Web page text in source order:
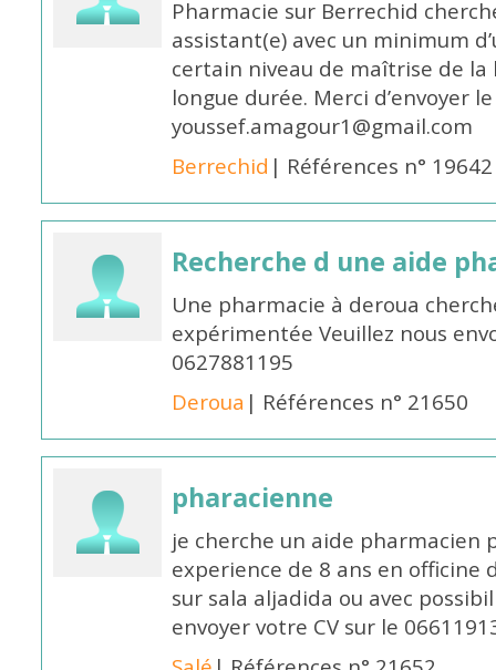
Pharmacie sur Berrechid
assistant(e) avec un minimum
certain niveau de maîtrise de
longue durée. Merci d’envoyer
youssef.amagour1@gmail.com
Berrechid | Références n° 19642
Recherche d une aide
Une pharmacie à deroua
expérimentée Veuillez nous
0627881195
Deroua | Références n° 21650
pharacienne
je cherche un aide pharmacien
experience de 8 ans en
sur sala aljadida ou avec
envoyer votre CV sur le